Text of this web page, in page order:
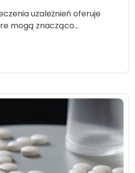
uzależnień oferuje
mogą znacząco…